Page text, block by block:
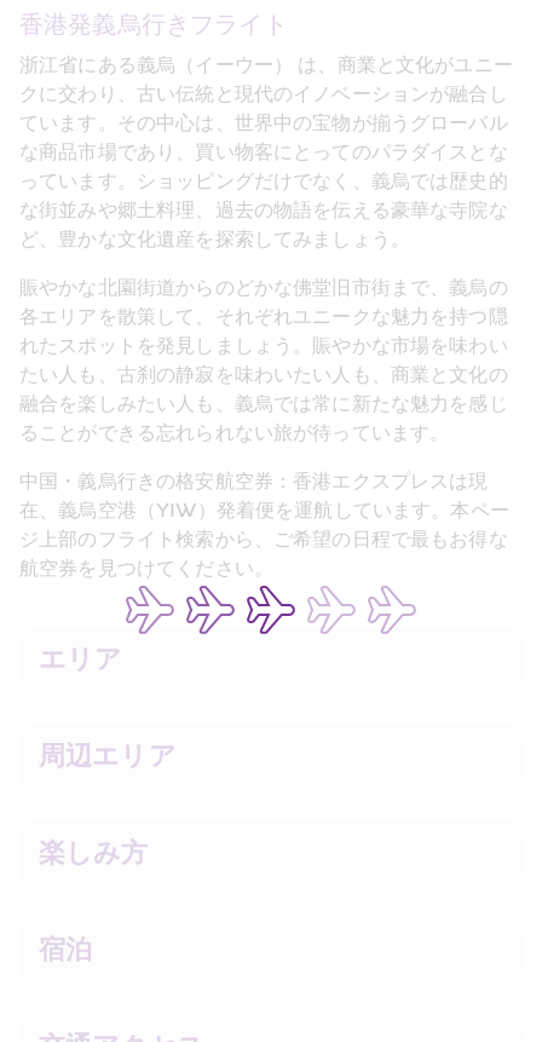
香港発義烏行きフライト
浙江省にある義烏（イーウー） は、商業と文化がユニー
クに交わり、古い伝統と現代のイノベーションが融合し
ています。その中心は、世界中の宝物が揃うグローバル
な商品市場であり、買い物客にとってのパラダイスとな
っています。ショッピングだけでなく、義烏では歴史的
な街並みや郷土料理、過去の物語を伝える豪華な寺院な
ど、豊かな文化遺産を探索してみましょう。
賑やかな北園街道からのどかな佛堂旧市街まで、義烏の
各エリアを散策して、それぞれユニークな魅力を持つ隠
れたスポットを発見しましょう。賑やかな市場を味わい
たい人も、古刹の静寂を味わいたい人も、商業と文化の
融合を楽しみたい人も、義烏では常に新たな魅力を感じ
ることができる忘れられない旅が待っています。
中国・義烏行きの格安航空券：香港エクスプレスは現
在、義烏空港（YIW）発着便を運航しています。本ペー
ジ上部のフライト検索から、ご希望の日程で最もお得な
航空券を見つけてください。
エリア
周辺エリア
楽しみ方
宿泊